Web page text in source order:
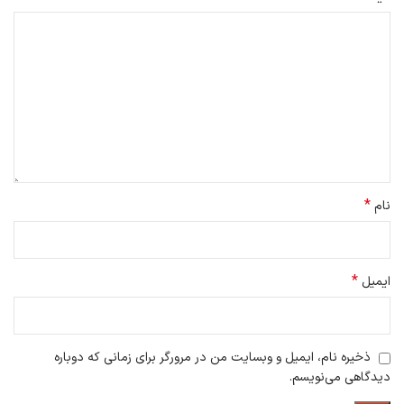
نام*
ایمیل *
ذخیره نام، ایمیل و وبسایت من در مرورگر برای زمانی که دوباره
دیدگاهی می‌نویسم.